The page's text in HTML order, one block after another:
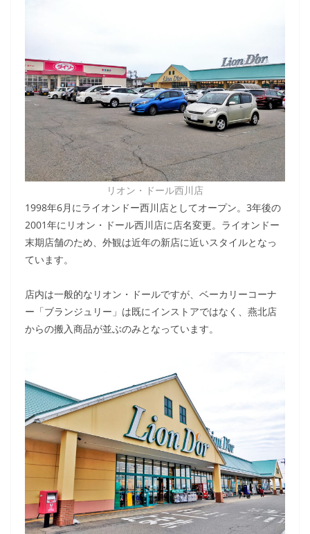
リオン・ドール西川店
1998年6月にライオンドー西川店としてオープン。3年後の
2001年にリオン・ドール西川店に店名変更。ライオンドー
末期店舗のため、外観は近年の新店に近いスタイルとなっ
ています。
店内は一般的なリオン・ドールですが、ベーカリーコーナ
ー「ブランジュリー」は既にインストアではなく、燕北店
からの搬入商品が並ぶのみとなっています。